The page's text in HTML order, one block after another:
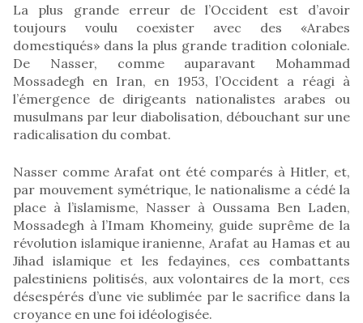
La plus grande erreur de l’Occident est d’avoir
toujours voulu coexister avec des «Arabes
domestiqués» dans la plus grande tradition coloniale.
De Nasser, comme auparavant Mohammad
Mossadegh en Iran, en 1953, l’Occident a réagi à
l’émergence de dirigeants nationalistes arabes ou
musulmans par leur diabolisation, débouchant sur une
radicalisation du combat.
Nasser comme Arafat ont été comparés à Hitler, et,
par mouvement symétrique, le nationalisme a cédé la
place à l’islamisme, Nasser à Oussama Ben Laden,
Mossadegh à l’Imam Khomeiny, guide suprême de la
révolution islamique iranienne, Arafat au Hamas et au
Jihad islamique et les fedayines, ces combattants
palestiniens politisés, aux volontaires de la mort, ces
désespérés d’une vie sublimée par le sacrifice dans la
croyance en une foi idéologisée.